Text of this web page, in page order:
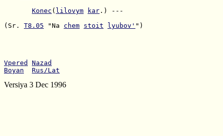
Konec ( lilovym kar .) ---
(Sr. T8.05 "Na chem stoit lyubov' ")
Vpered
Nazad
Boyan
Rus/Lat
Versiya 3 Dec 1996